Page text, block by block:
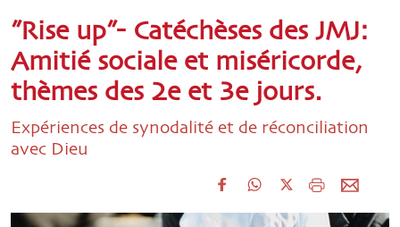
”Rise up”- Catéchèses des JMJ:
Amitié sociale et miséricorde,
thèmes des 2e et 3e jours.
Expériences de synodalité et de réconciliation
avec Dieu